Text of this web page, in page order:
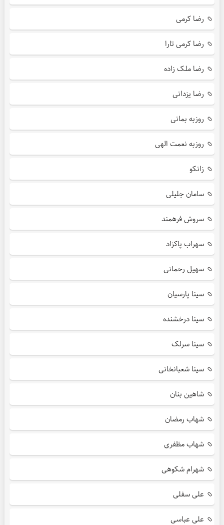
رضا کرمی
رضا کرمی تارا
رضا ملک زاده
رضا یزدانی
روزبه بمانی
روزبه نعمت الهی
زانکو
سامان جلیلی
سروش فرهمند
سهراب پاکزاد
سهیل رحمانی
سینا پارسیان
سینا درخشنده
سینا سرلک
سینا شعبانخانی
شاهین بنان
شهاب رمضان
شهاب مظفری
شهرام شکوهی
علی سفلی
علی عباسی